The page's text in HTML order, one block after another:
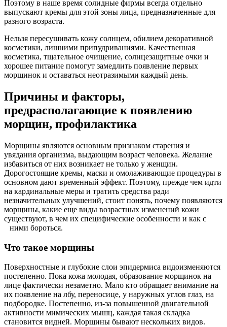
Поэтому в наше время солидные фирмы всегда отдельно
выпускают кремы для этой зоны лица, предназначенные для
разного возраста.
Нельзя пересушивать кожу солнцем, обилием декоративной
косметики, лишними припудриваниями. Качественная
косметика, тщательное очищение, солнцезащитные очки и
хорошее питание помогут замедлить появление первых
морщинок и оставаться неотразимыми каждый день.
Причины и факторы,
предрасполагающие к появлению
морщин, профилактика
Морщины являются основным признаком старения и
увядания организма, выдающим возраст человека. Желание
избавиться от них возникает не только у женщин.
Дорогостоящие кремы, маски и омолаживающие процедуры в
основном дают временный эффект. Поэтому, прежде чем идти
на кардинальные меры и тратить средства ради
незначительных улучшений, стоит понять, почему появляются
морщины, какие еще виды возрастных изменений кожи
существуют, в чем их специфические особенности и как с
ними бороться.
Что такое морщины
Поверхностные и глубокие слои эпидермиса видоизменяются
постепенно. Пока кожа молодая, образование морщинок на
лице фактически незаметно. Мало кто обращает внимание на
их появление на лбу, переносице, у наружных углов глаз, на
подбородке. Постепенно, из-за повышенной двигательной
активности мимических мышц, каждая такая складка
становится видней. Морщины бывают нескольких видов.